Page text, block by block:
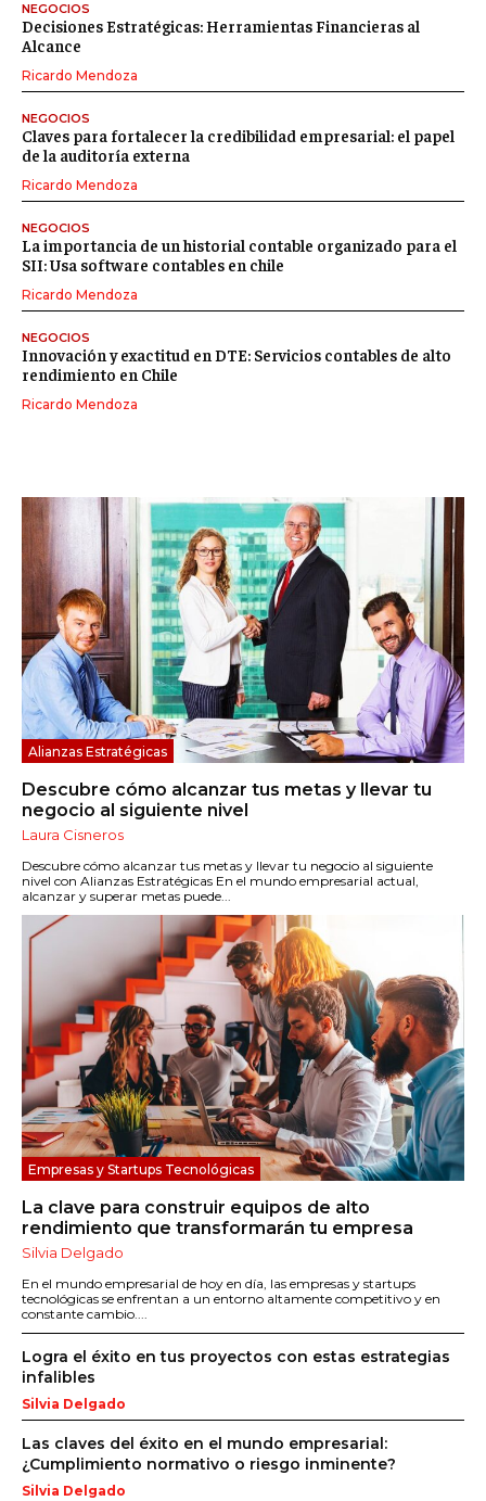
Alianzas Estratégicas
Descubre cómo alcanzar tus metas y llevar tu
negocio al siguiente nivel
Laura Cisneros
Descubre cómo alcanzar tus metas y llevar tu negocio al siguiente
nivel con Alianzas Estratégicas En el mundo empresarial actual,
alcanzar y superar metas puede...
Empresas y Startups Tecnológicas
La clave para construir equipos de alto
rendimiento que transformarán tu empresa
Silvia Delgado
En el mundo empresarial de hoy en día, las empresas y startups
tecnológicas se enfrentan a un entorno altamente competitivo y en
constante cambio....
Logra el éxito en tus proyectos con estas estrategias
infalibles
Silvia Delgado
Las claves del éxito en el mundo empresarial:
¿Cumplimiento normativo o riesgo inminente?
Silvia Delgado
NEGOCIOS
Decisiones Estratégicas: Herramientas Financieras al
Alcance
Ricardo Mendoza
NEGOCIOS
Claves para fortalecer la credibilidad empresarial: el papel
de la auditoría externa
Ricardo Mendoza
NEGOCIOS
La importancia de un historial contable organizado para el
SII: Usa software contables en chile
Ricardo Mendoza
NEGOCIOS
Innovación y exactitud en DTE: Servicios contables de alto
rendimiento en Chile
Ricardo Mendoza